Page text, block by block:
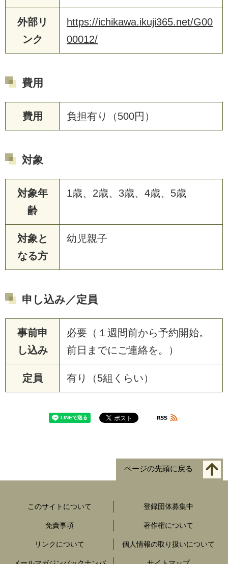
外部リ
ンク
https://ichikawa.ikuji365.net/G00
00012/
費用
費用 負担有り（500円）
対象
対象年
齢
1歳、2歳、3歳、4歳、5歳
対象と
なる方
幼児親子
申し込み／定員
事前申
し込み
必要（１週間前から予約開始。
前日までにご連絡を。）
定員 有り（5組くらい）
ページの先頭に戻る
このサイトについて 登録団体募集中
免責事項 著作権について
リンクについて 個人情報の取り扱いについて